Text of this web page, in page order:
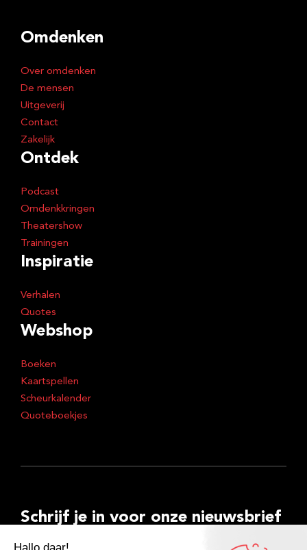
Omdenken
Over omdenken
De mensen
Uitgeverij
Contact
Zakelijk
Ontdek
Podcast
Omdenkkringen
Theatershow
Trainingen
Inspiratie
Verhalen
Quotes
Webshop
Boeken
Kaartspellen
Scheurkalender
Quoteboekjes
Schrijf je in voor onze nieuwsbrief